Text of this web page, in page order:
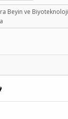
Beyin ve